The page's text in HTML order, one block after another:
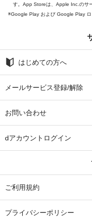
す。App Storeは、Apple Inc.のサ
Google Play および Google Play ロ
はじめての方へ
メールサービス登録/解除
お問い合わせ
dアカウントログイン
ご利用規約
プライバシーポリシー